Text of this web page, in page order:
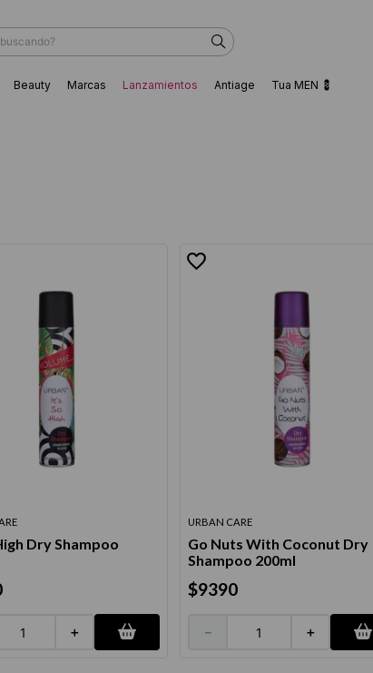
Beauty Marcas Lanzamientos Antiage Tua MEN 💈
Dry Shampoo
＋
URBAN CARE
Go Nuts With Coconut Dry
Shampoo 200ml
$9390
＋
－